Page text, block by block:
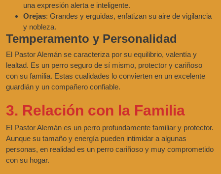
una expresión alerta e inteligente.
Orejas: Grandes y erguidas, enfatizan su aire de vigilancia
y nobleza.
Temperamento y Personalidad
El Pastor Alemán se caracteriza por su equilibrio, valentía y
lealtad. Es un perro seguro de sí mismo, protector y cariñoso
con su familia. Estas cualidades lo convierten en un excelente
guardián y un compañero confiable.
3. Relación con la Familia
El Pastor Alemán es un perro profundamente familiar y protector.
Aunque su tamaño y energía pueden intimidar a algunas
personas, en realidad es un perro cariñoso y muy comprometido
con su hogar.